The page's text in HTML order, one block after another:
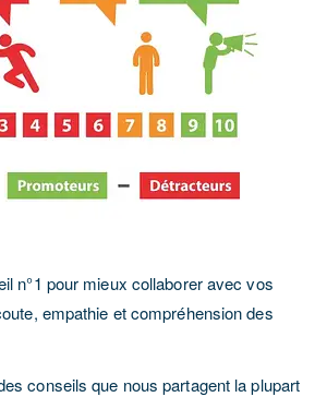
n°1 pour mieux collaborer avec vos
empathie et compréhension des
conseils que nous partagent la plupart